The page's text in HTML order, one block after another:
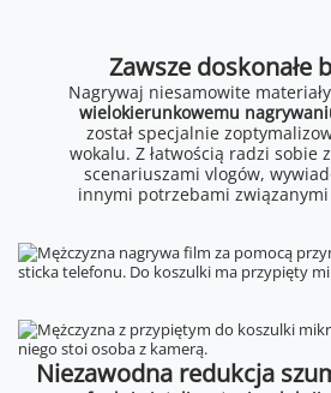
Zawsze doskonałe
Nagrywaj niesamowite
wielokierunkowemu
został specjalnie
wokalu. Z łatwością radzi sobie
scenariuszami vlogów,
innymi potrzebami
Niezawodna redukcja